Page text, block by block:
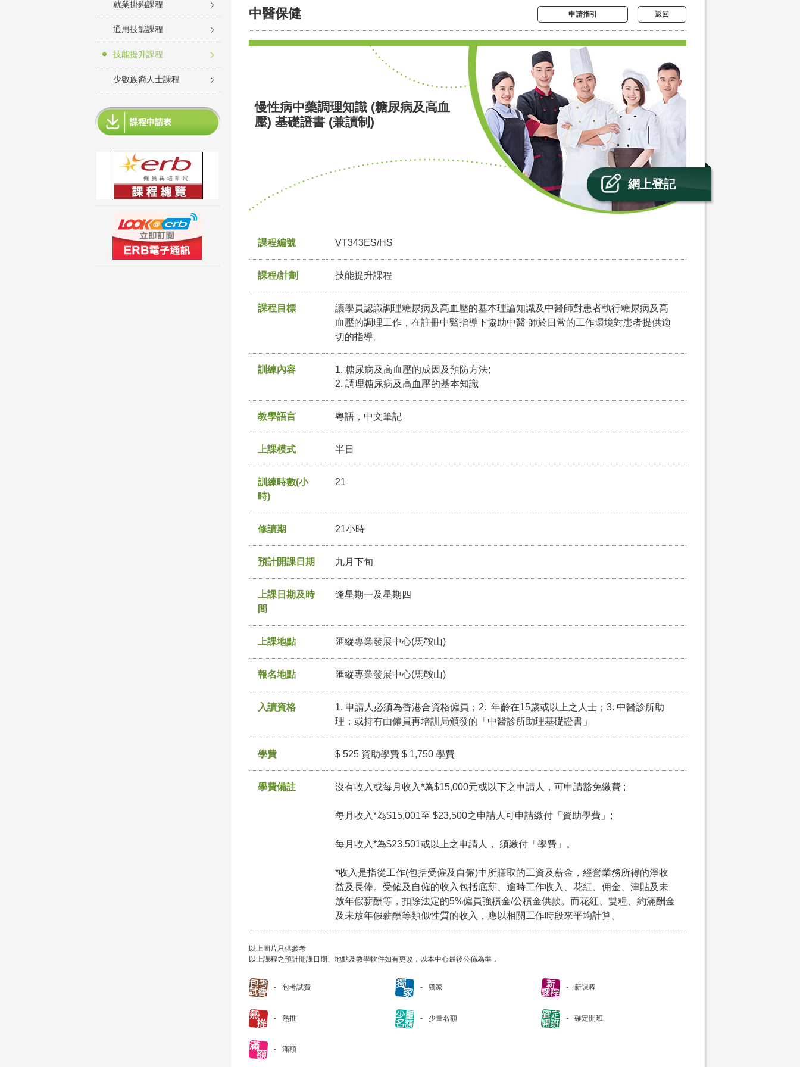
就業掛鈎課程
通用技能課程
技能提升課程
少數族裔人士課程
課程申請表
中醫保健 申請指引 返回
慢性病中藥調理知識 (糖尿病及高血
壓) 基礎證書 (兼讀制)
網上登記
課程編號 VT343ES/HS
課程/計劃 技能提升課程
課程目標
讓學員認識調理糖尿病及高血壓的基本理論知識及中醫師對患者執行糖尿病及高
血壓的調理工作，在註冊中醫指導下協助中醫 師於日常的工作環境對患者提供適
切的指導。
訓練內容
1. 糖尿病及高血壓的成因及預防方法;
2. 調理糖尿病及高血壓的基本知識
教學語言 粵語，中文筆記
上課模式 半日
訓練時數(小
時)
21
修讀期 21小時
預計開課日期 九月下旬
上課日期及時
間
逢星期一及星期四
上課地點 匯縱專業發展中心(馬鞍山)
報名地點 匯縱專業發展中心(馬鞍山)
入讀資格
1. 申請人必須為香港合資格僱員；2. 年齡在15歲或以上之人士；3. 中醫診所助
理；或持有由僱員再培訓局頒發的「中醫診所助理基礎證書」
學費 $ 525 資助學費 $ 1,750 學費
學費備註 沒有收入或每月收入*為$15,000元或以下之申請人，可申請豁免繳費 ;
每月收入*為$15,001至 $23,500之申請人可申請繳付「資助學費」;
每月收入*為$23,501或以上之申請人， 須繳付「學費」。
*收入是指從工作(包括受僱及自僱)中所賺取的工資及薪金，經營業務所得的淨收
益及長俸。受僱及自僱的收入包括底薪、逾時工作收入、花紅、佣金、津貼及未
放年假薪酬等，扣除法定的5%僱員強積金/公積金供款。而花紅、雙糧、約滿酬金
及未放年假薪酬等類似性質的收入，應以相關工作時段來平均計算。
以上圖片只供參考
以上課程之預計開課日期、地點及教學軟件如有更改，以本中心最後公佈為準．
包考試費 獨家 新課程
熱推 少量名額 確定開班
滿額